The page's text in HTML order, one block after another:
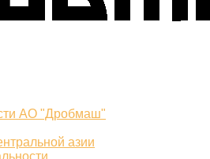
АО "Дробмаш"
азии